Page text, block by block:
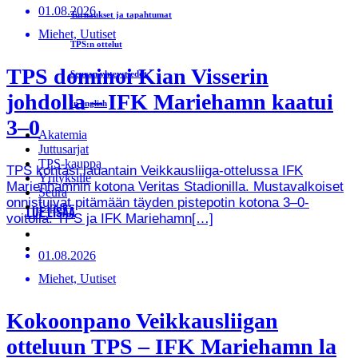
Turnaukset ja tapahtumat
TPS:n ottelut
Seuran yhteystiedot
In english
Akatemia
Juttusarjat
TPS-kauppa
Yrityksille
Seura
Liput
01.08.2026
Miehet, Uutiset
TPS dominoi Kian Visserin
johdolla – IFK Mariehamn kaatui
3–0
TPS kohtasi lauantain Veikkausliiga-ottelussa IFK
Marienhamnin kotona Veritas Stadionilla. Mustavalkoiset
onnistuivat pitämään täyden pistepotin kotona 3–0-
voitolla. TPS ja IFK Mariehamn[…]
LUE LISÄÄ
01.08.2026
Miehet, Uutiset
Kokoonpano Veikkausliigan
otteluun TPS – IFK Mariehamn la